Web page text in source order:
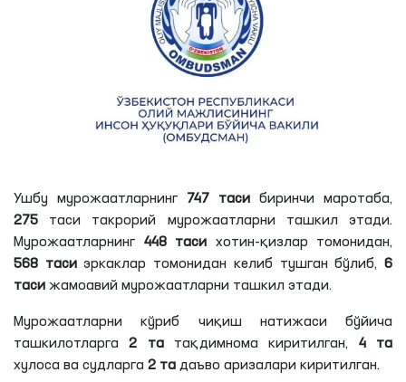
Ушбу мурожаатларнинг 747 таси биринчи маротаба,
275 таси такрорий мурожаатларни ташкил этади.
Мурожаатларнинг 448 таси хотин-қизлар томонидан,
568 тасиэркаклар томонидан келиб тушган бўлиб,6
таси жамоавий мурожаатларни ташкил этади.
Мурожаатларни кўриб чиқиш натижаси бўйича
ташкилотларга2 татақдимнома киритилган, 4 та
хулоса ва судларга 2 та даъво аризалари киритилган.